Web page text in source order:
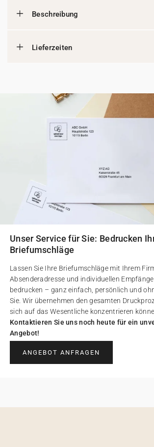
Beschreibung
Lieferzeiten
Unser Service für Sie: Bedrucken
Briefumschläge
Lassen Sie Ihre Briefumschläge mit Ihrem
Absenderadresse und individuellen
bedrucken – ganz einfach, persönlich und
Sie. Wir übernehmen den gesamten
sich auf das Wesentliche konzentrieren
Kontaktieren Sie uns noch heute für ein
Angebot!
ANGEBOT ANFRAGEN